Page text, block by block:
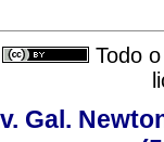
Todo
Gal.